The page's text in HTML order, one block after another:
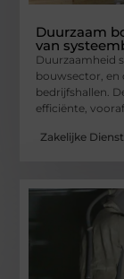
Duurzaam
van
Duurzaamheid
bouwsector, en
bedrijfshallen.
efficiënte, vooraf
Zakelijke